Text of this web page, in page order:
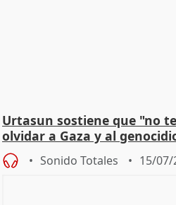
Urtasun sostiene que "no
olvidar a Gaza y al
Sonido Totales 15/07/